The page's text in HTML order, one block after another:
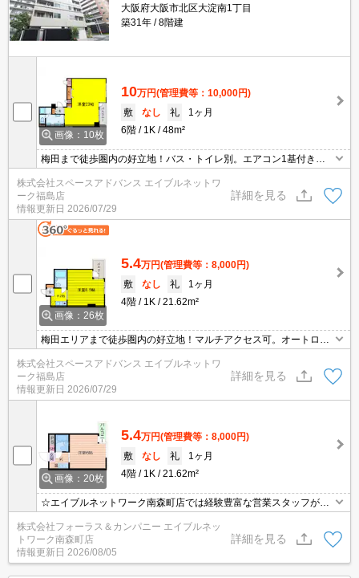
大阪府大阪市北区大淀南1丁目
築31年
8階建
画像：10枚
10万円(管理費等：10,000円)
敷
なし 礼
1ヶ月
6階
1K 48m²
梅田まで徒歩圏内の好立地！バス・トイレ別。エアコン1基付き。
室内に洗濯機置場あり。２重オートロックで安心セキュリティ。
株式会社スペースアドバンス エイブルネットワ
ーク福島店
情報更新日 2026/07/29
詳細を見る
画像：26枚
5.4万円(管理費等：8,000円)
敷
なし 礼
1ヶ月
4階
1K 21.62m²
梅田エリアまで徒歩圏内の好立地！マルチアクセス可。オートロッ
ク。BS受信可。オール電化。
株式会社スペースアドバンス エイブルネットワ
ーク福島店
情報更新日 2026/07/29
詳細を見る
画像：20枚
5.4万円(管理費等：8,000円)
敷
なし 礼
1ヶ月
4階
1K 21.62m²
☆エイブルネットワーク南森町店では経験豊富な営業スタッフが多
数在籍しており、全力でサポートさせて頂きます☆ご希望の物件の
現地付近にて待ち合わせをさせていただきご内覧いただくサービス
や、主要駅までのお迎えサービスも実施中です☆詳しくは「エイブ
ルネットワーク南森町店」０１２０－８２１－２６０にお気軽にお
問合せ下さい♪
株式会社フォーラス＆カンパニー エイブルネッ
トワーク南森町店
情報更新日 2026/08/05
詳細を見る